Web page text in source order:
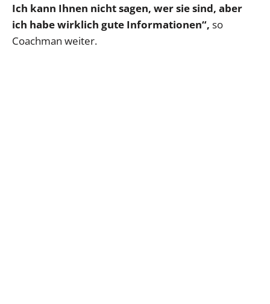
Ich kann Ihnen nicht sagen, wer sie sind, aber
ich habe wirklich gute Informationen“, so
Coachman weiter.